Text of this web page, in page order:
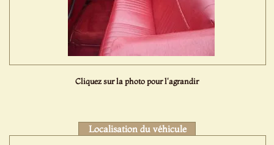
Cliquez sur la photo pour l'agrandir
Localisation du véhicule